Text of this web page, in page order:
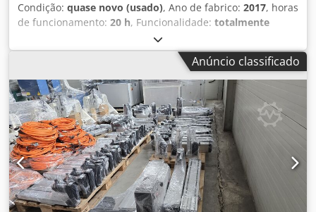
Condição: quase novo (usado), Ano de fabrico: 2017, horas
de funcionamento: 20 h, Funcionalidade: totalmente
, número da máquina/veículo:
capacidade de carga:100 kg, Manipulador Dalmec com
gerador de vácuo e coluna. Desmontado de uma linha de
produção sem uso, em condição perfeita. Testado,
totalmente funcional, praticamente novo. Dsdpfx
Aoxxbczjdkjck Alcance de trabalho: 2.530 mm Elevação
vertical: aprox. 1.700 mm Capacidade de carga: máx. 100
kg Peso do manipulador: 450 kg + coluna Nossa empresa
pode providenciar transporte profissional e
comissionamento, se necessário. Sinta-se à vontade para
nos ligar para mais detalhes. (Inglês é preferencial.) O
preço indicado corresponde a 1 unidade. (2 unidades
Anúncio classificado